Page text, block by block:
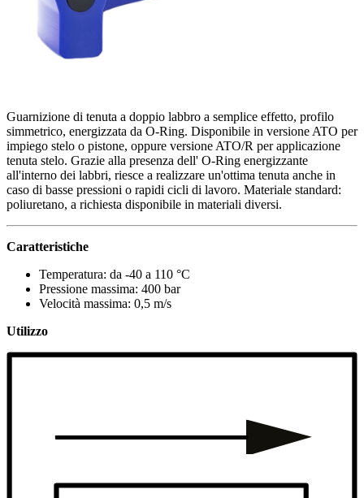
Guarnizione di tenuta a doppio labbro a semplice effetto, profilo
simmetrico, energizzata da O-Ring. Disponibile in versione ATO per
impiego stelo o pistone, oppure versione ATO/R per applicazione
tenuta stelo. Grazie alla presenza dell' O-Ring energizzante
all'interno dei labbri, riesce a realizzare un'ottima tenuta anche in
caso di basse pressioni o rapidi cicli di lavoro. Materiale standard:
poliuretano, a richiesta disponibile in materiali diversi.
Caratteristiche
Temperatura: da -40 a 110 °C
Pressione massima: 400 bar
Velocità massima: 0,5 m/s
Utilizzo